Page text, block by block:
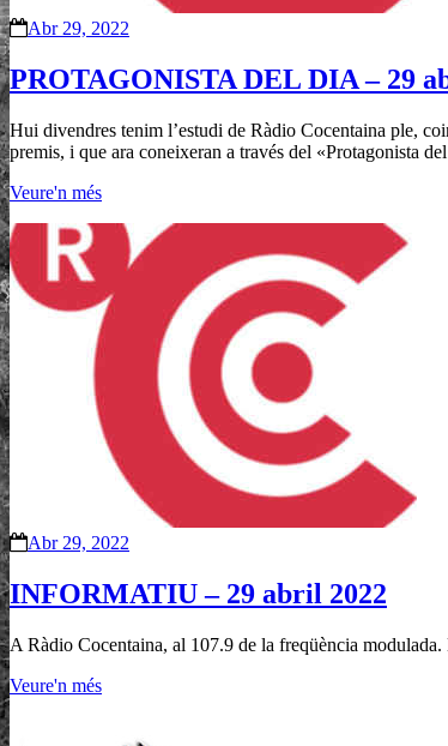
Abr 29, 2022
PROTAGONISTA DEL DIA – 29
Hui divendres tenim l’estudi de Ràdio Cocentaina ple,
premis, i que ara coneixeran a través del «Protagonista
Veure'n més
Abr 29, 2022
INFORMATIU – 29 abril 2022
A Ràdio Cocentaina, al 107.9 de la freqüència
Veure'n més